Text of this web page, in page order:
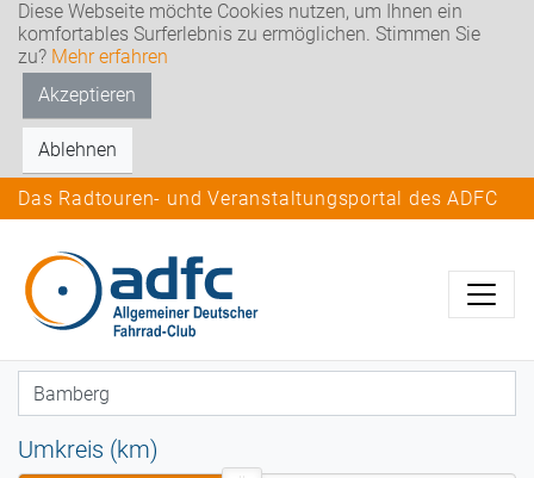
Diese Webseite möchte Cookies nutzen, um Ihnen ein
komfortables Surferlebnis zu ermöglichen. Stimmen Sie
zu? Mehr erfahren
Akzeptieren
Ablehnen
Das Radtouren- und Veranstaltungsportal des ADFC
Umkreis (km)